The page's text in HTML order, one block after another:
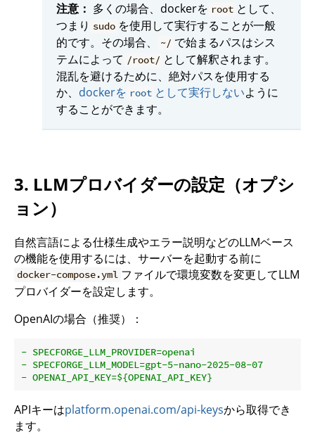
注意： 多くの場合、dockerを root として、
つまり sudo を使用して実行することが一般
的です。その場合、
~/ で始まるパスはシス
テムによって /root/ として解釈されます。
混乱を避けるために、絶対パスを使用する
か、 dockerを root として実行しないように
することができます。
3. LLMプロバイダーの設定（オプシ
ョン）
自然言語による仕様生成やエラー説明などのLLMベース
の機能を使用するには、サーバーを起動する前に
docker-compose.yml ファイルで環境変数を変更してLLM
プロバイダーを設定します。
OpenAIの場合（推奨）：
- SPECFORGE_LLM_PROVIDER=openai
- SPECFORGE_LLM_MODEL=gpt-5-nano-2025-08-07
- OPENAI_API_KEY=${OPENAI_API_KEY}
APIキーはplatform.openai.com/api-keysから取得でき
ます。